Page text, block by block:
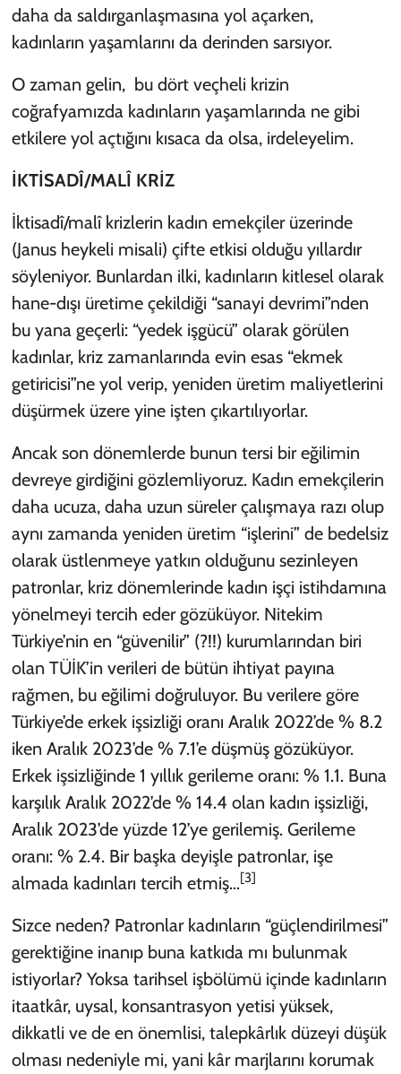
daha da saldırganlaşmasına yol açarken,
kadınların yaşamlarını da derinden sarsıyor.
O zaman gelin, bu dört veçheli krizin
coğrafyamızda kadınların yaşamlarında ne gibi
etkilere yol açtığını kısaca da olsa, irdeleyelim.
İKTİSADÎ/MALÎ KRİZ
İktisadî/malî krizlerin kadın emekçiler üzerinde
(Janus heykeli misali) çifte etkisi olduğu yıllardır
söyleniyor. Bunlardan ilki, kadınların kitlesel olarak
hane-dışı üretime çekildiği “sanayi devrimi”nden
bu yana geçerli: “yedek işgücü” olarak görülen
kadınlar, kriz zamanlarında evin esas “ekmek
getiricisi”ne yol verip, yeniden üretim maliyetlerini
düşürmek üzere yine işten çıkartılıyorlar.
Ancak son dönemlerde bunun tersi bir eğilimin
devreye girdiğini gözlemliyoruz. Kadın emekçilerin
daha ucuza, daha uzun süreler çalışmaya razı olup
aynı zamanda yeniden üretim “işlerini” de bedelsiz
olarak üstlenmeye yatkın olduğunu sezinleyen
patronlar, kriz dönemlerinde kadın işçi istihdamına
yönelmeyi tercih eder gözüküyor. Nitekim
Türkiye’nin en “güvenilir” (?!!) kurumlarından biri
olan TÜİK’in verileri de bütün ihtiyat payına
rağmen, bu eğilimi doğruluyor. Bu verilere göre
Türkiye’de erkek işsizliği oranı Aralık 2022’de % 8.2
iken Aralık 2023’de % 7.1’e düşmüş gözüküyor.
Erkek işsizliğinde 1 yıllık gerileme oranı: % 1.1. Buna
karşılık Aralık 2022’de % 14.4 olan kadın işsizliği,
Aralık 2023’de yüzde 12’ye gerilemiş. Gerileme
oranı: % 2.4. Bir başka deyişle patronlar, işe
almada kadınları tercih etmiş…[3]
Sizce neden? Patronlar kadınların “güçlendirilmesi”
gerektiğine inanıp buna katkıda mı bulunmak
istiyorlar? Yoksa tarihsel işbölümü içinde kadınların
itaatkâr, uysal, konsantrasyon yetisi yüksek,
dikkatli ve de en önemlisi, talepkârlık düzeyi düşük
olması nedeniyle mi, yani kâr marjlarını korumak